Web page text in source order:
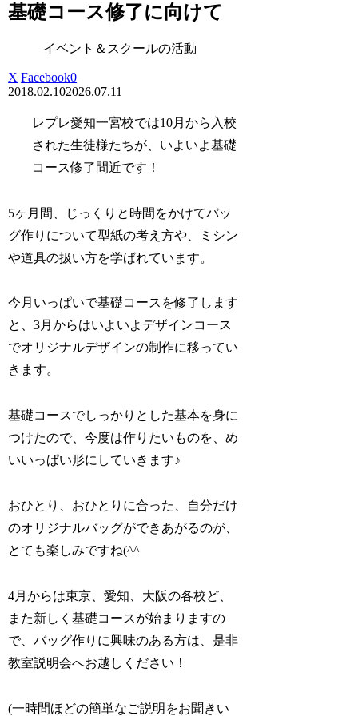
基礎コース修了に向けて
イベント＆スクールの活動
X Facebook0
2018.02.102026.07.11
レプレ愛知一宮校では10月から入校
された生徒様たちが、いよいよ基礎
コース修了間近です！
5ヶ月間、じっくりと時間をかけてバッ
グ作りについて型紙の考え方や、ミシン
や道具の扱い方を学ばれています。
今月いっぱいで基礎コースを修了します
と、3月からはいよいよデザインコース
でオリジナルデザインの制作に移ってい
きます。
基礎コースでしっかりとした基本を身に
つけたので、今度は作りたいものを、め
いいっぱい形にしていきます♪
おひとり、おひとりに合った、自分だけ
のオリジナルバッグができあがるのが、
とても楽しみですね(^^
4月からは東京、愛知、大阪の各校ど、
また新しく基礎コースが始まりますの
で、バッグ作りに興味のある方は、是非
教室説明会へお越しください！
(一時間ほどの簡単なご説明をお聞きい